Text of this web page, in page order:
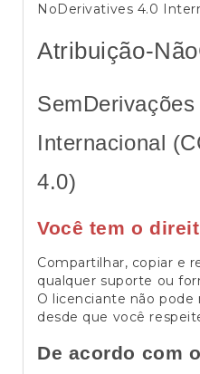
NoDerivatives 4.0
Atribuição-
Internacional
4.0)
Você tem o
Compartilhar, copiar e
qualquer suporte ou
O licenciante não
desde que você
De acordo com